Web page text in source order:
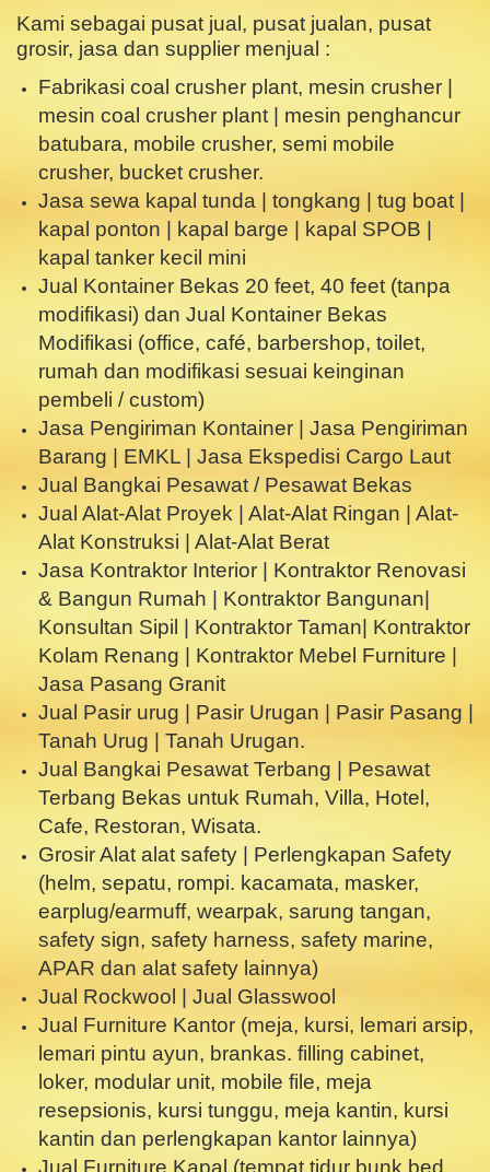
Kami sebagai pusat jual, pusat jualan, pusat
grosir, jasa dan supplier menjual :
Fabrikasi coal crusher plant, mesin crusher |
mesin coal crusher plant | mesin penghancur
batubara, mobile crusher, semi mobile
crusher, bucket crusher.
Jasa sewa kapal tunda | tongkang | tug boat |
kapal ponton | kapal barge | kapal SPOB |
kapal tanker kecil mini
Jual Kontainer Bekas 20 feet, 40 feet (tanpa
modifikasi) dan Jual Kontainer Bekas
Modifikasi (office, café, barbershop, toilet,
rumah dan modifikasi sesuai keinginan
pembeli / custom)
Jasa Pengiriman Kontainer | Jasa Pengiriman
Barang | EMKL | Jasa Ekspedisi Cargo Laut
Jual Bangkai Pesawat / Pesawat Bekas
Jual Alat-Alat Proyek | Alat-Alat Ringan | Alat-
Alat Konstruksi | Alat-Alat Berat
Jasa Kontraktor Interior | Kontraktor Renovasi
& Bangun Rumah | Kontraktor Bangunan|
Konsultan Sipil | Kontraktor Taman| Kontraktor
Kolam Renang | Kontraktor Mebel Furniture |
Jasa Pasang Granit
Jual Pasir urug | Pasir Urugan | Pasir Pasang |
Tanah Urug | Tanah Urugan.
Jual Bangkai Pesawat Terbang | Pesawat
Terbang Bekas untuk Rumah, Villa, Hotel,
Cafe, Restoran, Wisata.
Grosir Alat alat safety | Perlengkapan Safety
(helm, sepatu, rompi. kacamata, masker,
earplug/earmuff, wearpak, sarung tangan,
safety sign, safety harness, safety marine,
APAR dan alat safety lainnya)
Jual Rockwool | Jual Glasswool
Jual Furniture Kantor (meja, kursi, lemari arsip,
lemari pintu ayun, brankas. filling cabinet,
loker, modular unit, mobile file, meja
resepsionis, kursi tunggu, meja kantin, kursi
kantin dan perlengkapan kantor lainnya)
Jual Furniture Kapal (tempat tidur bunk bed,